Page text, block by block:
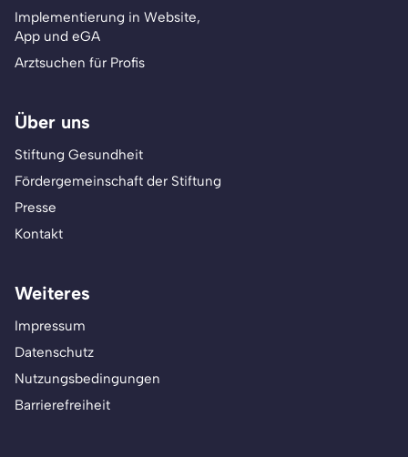
Implementierung in Website,
App und eGA
Arztsuchen für Profis
Über uns
Stiftung Gesundheit
Fördergemeinschaft der Stiftung
Presse
Kontakt
Weiteres
Impressum
Datenschutz
Nutzungsbedingungen
Barrierefreiheit